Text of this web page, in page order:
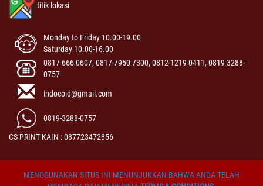
titik lokasi
Monday to Friday 10.00-19.00
Saturday 10.00-16.00
0817 666 0607, 0817-7950-7300, 0812-1219-0411, 0819-3288-
0757
indocoid@gmail.com
0819-3288-0757
CS PRINT KAIN : 087723472856
MENGGUNAKAN SITUS INI MENUNJUKKAN BAHWA ANDA TELAH